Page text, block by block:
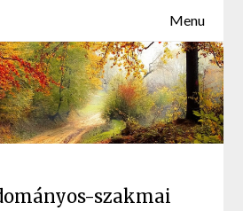
Menu
szakmai